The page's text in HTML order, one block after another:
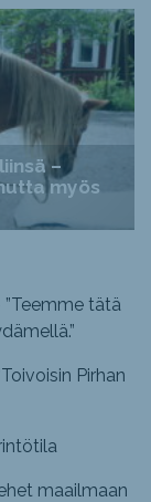
–
myös
tätä
Pirhan
maailmaan